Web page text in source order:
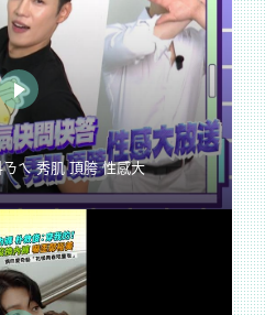
ㄟ 秀肌 頂胯 性感大